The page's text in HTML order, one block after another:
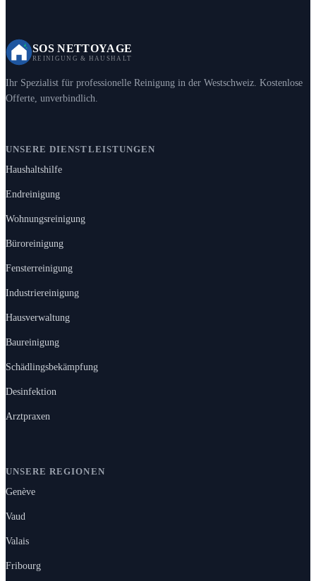
SOS NETTOYAGE
REINIGUNG & HAUSHALT
Ihr Spezialist für professionelle Reinigung in der Westschweiz. Kostenlose
Offerte, unverbindlich.
UNSERE DIENSTLEISTUNGEN
Haushaltshilfe
Endreinigung
Wohnungsreinigung
Büroreinigung
Fensterreinigung
Industriereinigung
Hausverwaltung
Baureinigung
Schädlingsbekämpfung
Desinfektion
Arztpraxen
UNSERE REGIONEN
Genève
Vaud
Valais
Fribourg